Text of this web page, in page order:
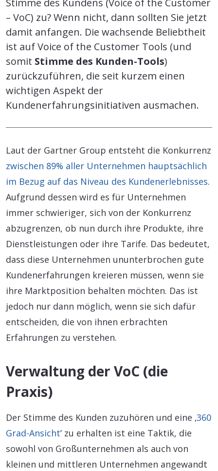
Stimme des Kundens (Voice of the Customer
– VoC) zu? Wenn nicht, dann sollten Sie jetzt
damit anfangen. Die wachsende Beliebtheit
ist auf Voice of the Customer Tools (und
somit Stimme des Kunden-Tools)
zurückzuführen, die seit kurzem einen
wichtigen Aspekt der
Kundenerfahrungsinitiativen ausmachen.
Laut der Gartner Group entsteht die Konkurrenz
zwischen 89% aller Unternehmen hauptsächlich
im Bezug auf das Niveau des Kundenerlebnisses.
Aufgrund dessen wird es für Unternehmen
immer schwieriger, sich von der Konkurrenz
abzugrenzen, ob nun durch ihre Produkte, ihre
Dienstleistungen oder ihre Tarife. Das bedeutet,
dass diese Unternehmen ununterbrochen gute
Kundenerfahrungen kreieren müssen, wenn sie
ihre Marktposition behalten möchten. Das ist
jedoch nur dann möglich, wenn sie sich dafür
entscheiden, die von ihnen erbrachten
Erfahrungen zu verstehen.
Verwaltung der VoC (die
Praxis)
Der Stimme des Kunden zuzuhören und eine ‚360
Grad-Ansicht’ zu erhalten ist eine Taktik, die
sowohl von Großunternehmen als auch von
kleinen und mittleren Unternehmen angewandt